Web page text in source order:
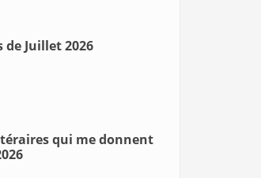
Juillet 2026
qui me donnent